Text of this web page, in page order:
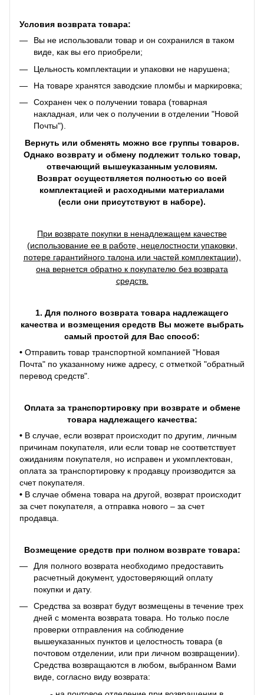
Условия возврата товара:
Вы не использовали товар и он сохранился в таком
виде, как вы его приобрели;
Цельность комплектации и упаковки не нарушена;
На товаре хранятся заводские пломбы и маркировка;
Сохранен чек о получении товара (товарная
накладная, или чек о получении в отделении "Новой
Почты").
Вернуть или обменять можно все группы товаров.
Однако возврату и обмену подлежит только товар,
отвечающий вышеуказанным условиям.
Возврат осуществляется полностью со всей
комплектацией и расходными материалами
(если они присутствуют в наборе).
При возврате покупки в ненадлежащем качестве
(использование ее в работе, нецелостности упаковки,
потере гарантийного талона или частей комплектации),
она вернется обратно к покупателю без возврата
средств.
1. Для полного возврата товара надлежащего
качества и возмещения средств Вы можете выбрать
самый простой для Вас способ:
• Отправить товар транспортной компанией "Новая
Почта" по указанному ниже адресу, с отметкой "обратный
перевод средств".
Оплата за транспортировку при возврате и обмене
товара надлежащего качества:
• В случае, если возврат происходит по другим, личным
причинам покупателя, или если товар не соответствует
ожиданиям покупателя, но исправен и укомплектован,
оплата за транспортировку к продавцу производится за
счет покупателя.
• В случае обмена товара на другой, возврат происходит
за счет покупателя, а отправка нового – за счет
продавца.
Возмещение средств при полном возврате товара:
Для полного возврата необходимо предоставить
расчетный документ, удостоверяющий оплату
покупки и дату.
Средства за возврат будут возмещены в течение трех
дней с момента возврата товара. Но только после
проверки отправления на соблюдение
вышеуказанных пунктов и целостность товара (в
почтовом отделении, или при личном возвращении).
Средства возвращаются в любом, выбранном Вами
виде, согласно виду возврата: